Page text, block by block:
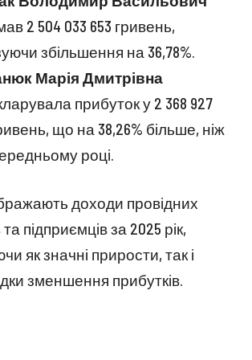
2 504 033 653 гривень,
збільшення на 36,78%.
Марія Дмитрівна
прибуток у 2 368 927
що на 38,26% більше, ніж
році.
доходи провідних
підприємців за 2025 рік,
як значні прирости, так і
зменшення прибутків.